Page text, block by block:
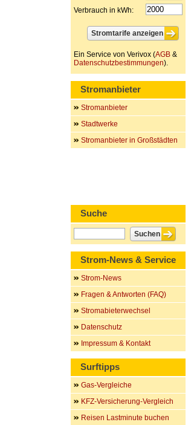
Verbrauch in kWh:
Ein Service von Verivox (AGB &
Datenschutzbestimmungen).
Stromanbieter
Stromanbieter
Stadtwerke
Stromanbieter in Großstädten
Suche
Strom-News & Service
Strom-News
Fragen & Antworten (FAQ)
Stromabieterwechsel
Datenschutz
Impressum & Kontakt
Surftipps
Gas-Vergleiche
KFZ-Versicherung-Vergleich
Reisen Lastminute buchen